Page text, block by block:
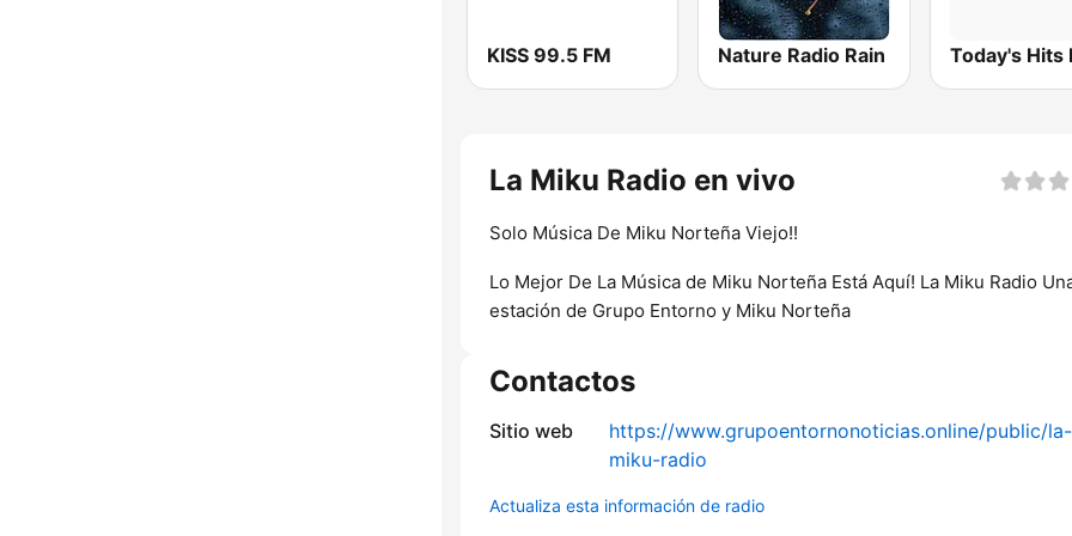
KISS 99.5 FM Nature Radio Rain Today's Hits
La Miku Radio en vivo
Solo Música De Miku Norteña Viejo!!
Lo Mejor De La Música de Miku Norteña Está Aquí! La Miku Radio
estación de Grupo Entorno y Miku Norteña
Contactos
Sitio web
https://www.grupoentornonoticias.online/public/la-
miku-radio
Actualiza esta información de radio